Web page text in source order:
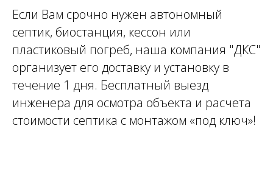
Если Вам срочно нужен автономный
септик, биостанция, кессон или
пластиковый погреб, наша компания "ДКС"
организует его доставку и установку в
течение 1 дня. Бесплатный выезд
инженера для осмотра объекта и расчета
стоимости септика с монтажом «под ключ»!